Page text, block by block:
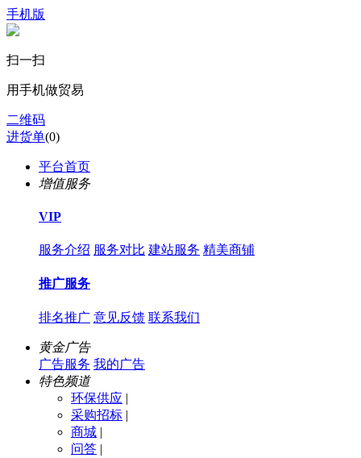
手机版
扫一扫
用手机做贸易
二维码
进货单(0)
平台首页
增值服务
VIP
服务介绍 服务对比 建站服务 精美商铺
推广服务
排名推广 意见反馈 联系我们
黄金广告
广告服务 我的广告
特色频道
环保供应 |
采购招标 |
商城 |
问答 |